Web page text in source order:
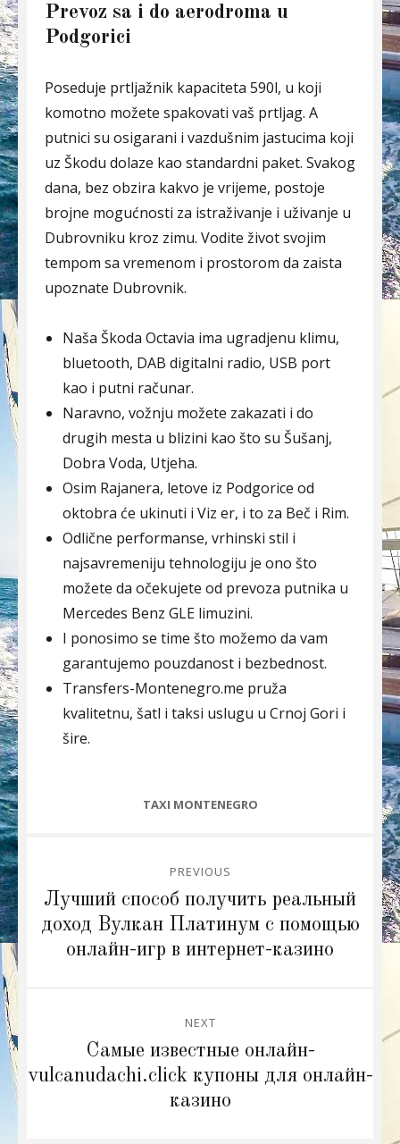
Prevoz sa i do aerodroma u
Podgorici
Poseduje prtljažnik kapaciteta 590l, u koji
komotno možete spakovati vaš prtljag. A
putnici su osigarani i vazdušnim jastucima koji
uz Škodu dolaze kao standardni paket. Svakog
dana, bez obzira kakvo je vrijeme, postoje
brojne mogućnosti za istraživanje i uživanje u
Dubrovniku kroz zimu. Vodite život svojim
tempom sa vremenom i prostorom da zaista
upoznate Dubrovnik.
Naša Škoda Octavia ima ugradjenu klimu,
bluetooth, DAB digitalni radio, USB port
kao i putni računar.
Naravno, vožnju možete zakazati i do
drugih mesta u blizini kao što su Šušanj,
Dobra Voda, Utjeha.
Osim Rajanera, letove iz Podgorice od
oktobra će ukinuti i Viz er, i to za Beč i Rim.
Odlične performanse, vrhinski stil i
najsavremeniju tehnologiju je ono što
možete da očekujete od prevoza putnika u
Mercedes Benz GLE limuzini.
I ponosimo se time što možemo da vam
garantujemo pouzdanost i bezbednost.
Transfers-Montenegro.me pruža
kvalitetnu, šatl i taksi uslugu u Crnoj Gori i
šire.
CATEGORIES
TAXI MONTENEGRO
navigation
PREVIOUS
Previous
post:
Лучший способ получить реальный
доход Вулкан Платинум с помощью
онлайн-игр в интернет-казино
NEXT
post:
Самые известные онлайн-
vulcanudachi.click купоны для онлайн-
казино